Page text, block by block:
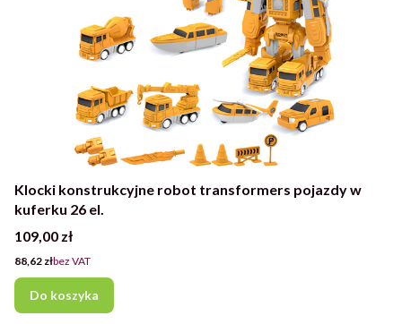
Klocki konstrukcyjne robot transformers pojazdy w
kuferku 26 el.
Cena
109,00 zł
Cena
88,62 złbez VAT
Do koszyka